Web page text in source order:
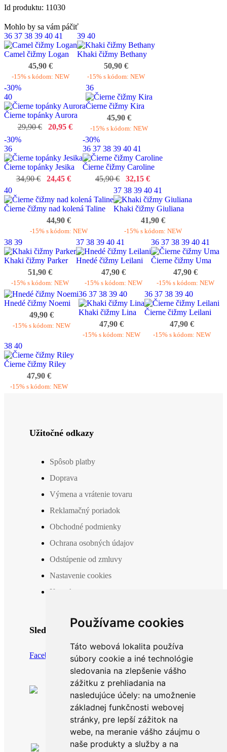
Používame cookies
Táto webová lokalita používa
súbory cookie a iné technológie
sledovania na zlepšenie vášho
zážitku z prehliadania na
nasledujúce účely: na umožnenie
základnej funkčnosti webovej
stránky, pre lepší zážitok na
webe, na meranie vášho záujmu o
naše produkty a služby a na
Id produktu: 11030
Mohlo by sa vám páčiť
36 37 38 39 40 41
Camel čižmy Logan
45,90 €
-15% s kódom: NEW
39 40
Khaki čižmy Bethany
50,90 €
-15% s kódom: NEW
-30%
40
Čierne topánky Aurora
29,90 €
20,95 €
36
Čierne čižmy Kira
45,90 €
-15% s kódom: NEW
-30%
36
Čierne topánky Jesika
34,90 €
24,45 €
-30%
36 37 38 39 40 41
Čierne čižmy Caroline
45,90 €
32,15 €
40
Čierne čižmy nad kolená Taline
44,90 €
-15% s kódom: NEW
37 38 39 40 41
Khaki čižmy Giuliana
41,90 €
-15% s kódom: NEW
38 39
Khaki čižmy Parker
51,90 €
-15% s kódom: NEW
37 38 39 40 41
Hnedé čižmy Leilani
47,90 €
-15% s kódom: NEW
36 37 38 39 40 41
Čierne čižmy Uma
47,90 €
-15% s kódom: NEW
Hnedé čižmy Noemi
49,90 €
-15% s kódom: NEW
36 37 38 39 40
Khaki čižmy Lina
47,90 €
-15% s kódom: NEW
36 37 38 39 40
Čierne čižmy Leilani
47,90 €
-15% s kódom: NEW
38 40
Čierne čižmy Riley
47,90 €
-15% s kódom: NEW
Užitočné odkazy
Spôsob platby
Doprava
Výmena a vrátenie tovaru
Reklamačný poriadok
Obchodné podmienky
Ochrana osobných údajov
Odstúpenie od zmluvy
Nastavenie cookies
Kontakt
Sledujte nás
Facebook Instagram
Po-Pia: 8.00 -16.00